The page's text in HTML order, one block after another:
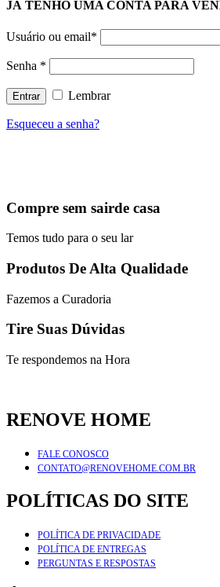
JÁ TENHO UMA CONTA PARA
Usuário ou email*
Senha *
Lembrar
Esqueceu a senha?
Compre sem sairde casa
Temos tudo para o seu lar
Produtos De Alta Qualidade
Fazemos a Curadoria
Tire Suas Dúvidas
Te respondemos na Hora
RENOVE HOME
FALE CONOSCO
CONTATO@RENOVEHOME.COM.BR
POLÍTICAS DO SITE
POLÍTICA DE PRIVACIDADE
POLÍTICA DE ENTREGAS
PERGUNTAS E RESPOSTAS